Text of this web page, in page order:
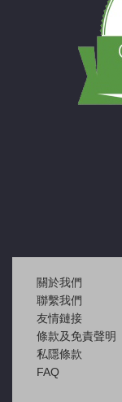
關於我們
聯繫我們
友情鏈接
條款及免責聲明
私隱條款
FAQ